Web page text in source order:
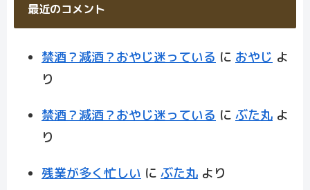
最近のコメント
禁酒？減酒？おやじ迷っている に おやじ よ
り
禁酒？減酒？おやじ迷っている に ぶた丸 よ
り
残業が多く忙しい に ぶた丸 より